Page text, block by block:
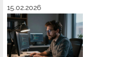
15.02.2026